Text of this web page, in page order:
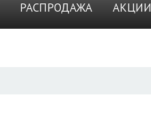
РАСПРОДАЖА АКЦИИ